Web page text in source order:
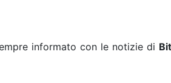
informato con le notizie di